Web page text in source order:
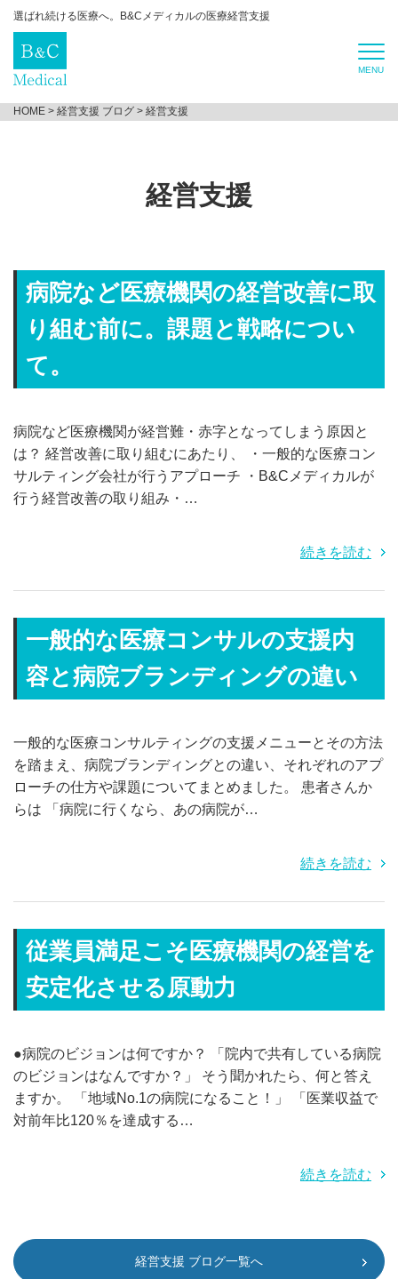
選ばれ続ける医療へ。B&Cメディカルの医療経営支援
HOME > 経営支援 ブログ > 経営支援
経営支援
病院など医療機関の経営改善に取
り組む前に。課題と戦略につい
て。
病院など医療機関が経営難・赤字となってしまう原因と
は？ 経営改善に取り組むにあたり、 ・一般的な医療コン
サルティング会社が行うアプローチ ・B&Cメディカルが
行う経営改善の取り組み・…
続きを読む
一般的な医療コンサルの支援内
容と病院ブランディングの違い
一般的な医療コンサルティングの支援メニューとその方法
を踏まえ、病院ブランディングとの違い、それぞれのアプ
ローチの仕方や課題についてまとめました。 患者さんか
らは 「病院に行くなら、あの病院が…
続きを読む
従業員満足こそ医療機関の経営を
安定化させる原動力
●病院のビジョンは何ですか？ 「院内で共有している病院
のビジョンはなんですか？」 そう聞かれたら、何と答え
ますか。 「地域No.1の病院になること！」 「医業収益で
対前年比120％を達成する…
続きを読む
経営支援 ブログ一覧へ